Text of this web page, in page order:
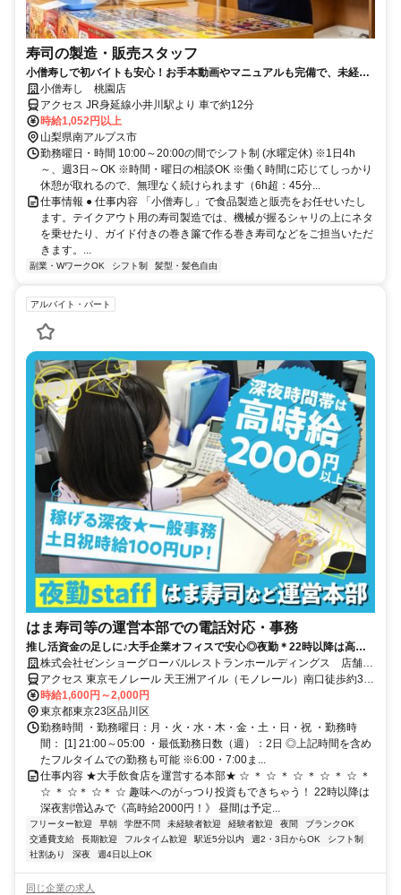
寿司の製造・販売スタッフ
小僧寿しで初バイトも安心！お手本動画やマニュアルも完備で、未経験
の方でもすぐに慣れます◎
小僧寿し 桃園店
アクセス JR身延線小井川駅より 車で約12分
時給1,052円以上
山梨県南アルプス市
勤務曜日・時間 10:00～20:00の間でシフト制 (水曜定休) ※1日4h
～、週3日～OK ※時間・曜日の相談OK ※働く時間に応じてしっかり
休憩が取れるので、無理なく続けられます（6h超：45分...
仕事情報 ● 仕事内容 「小僧寿し」で食品製造と販売をお任せいたし
ます。テイクアウト用の寿司製造では、機械が握るシャリの上にネタ
を乗せたり、ガイド付きの巻き簾で作る巻き寿司などをご担当いただ
きます。...
副業・WワークOK シフト制 髪型・髪色自由
アルバイト・パート
はま寿司等の運営本部での電話対応・事務
推し活資金の足しに♪大手企業オフィスで安心◎夜勤＊22時以降は高時
給2000円！はま寿司などの店舗からの問い合わせ対応
株式会社ゼンショーグローバルレストランホールディングス 店舗相
談窓口[HD0013]
アクセス 東京モノレール 天王洲アイル（モノレール）南口徒歩約3
分、りんかい線/ＪＲ埼京線 天王洲アイル（りんかい線）A口徒歩約3
分、京急本線 新馬場北口徒歩約15分 天王洲アイル駅より徒歩３分
（浜松町駅より東京モノレールで１駅）/品川駅よりバス7分
時給1,600円～2,000円
東京都東京23区品川区
勤務時間 ・勤務曜日：月・火・水・木・金・土・日・祝 ・勤務時
間： [1] 21:00～05:00 ・最低勤務日数（週）：2日 ◎上記時間を含め
たフルタイムでの勤務も可能 ※6:00・7:00ま...
仕事内容 ★大手飲食店を運営する本部★ ☆ ＊ ☆ ＊ ☆ ＊ ☆ ＊ ☆ ＊
☆ ＊ ☆＊ ☆＊ ☆ 趣味へのがっつり投資もできちゃう！ 22時以降は
深夜割増込みで《高時給2000円！》 昼間は予定...
フリーター歓迎 早朝 学歴不問 未経験者歓迎 経験者歓迎 夜間
ブランクOK
交通費支給
長期歓迎 フルタイム歓迎 駅近5分以内 週2・3日からOK
シフト制
社割あり
深夜 週4日以上OK
同じ企業の求人